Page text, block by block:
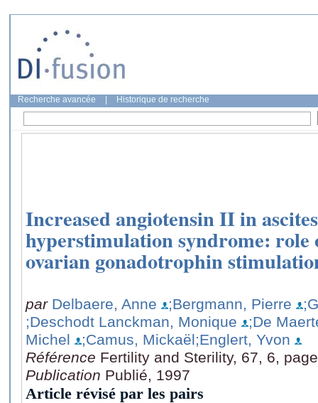
Recherche avancée Historique de recherche
Increased angiotensin II in
hyperstimulation syndrome: role
ovarian gonadotrophin
par Delbaere, Anne ;Bergmann, Pierre
;Deschodt Lanckman, Monique
;De
Michel
;Camus, Mickaël;Englert, Yvon
Référence Fertility and Sterility, 67, 6,
Publication Publié, 1997
Article révisé par les pairs